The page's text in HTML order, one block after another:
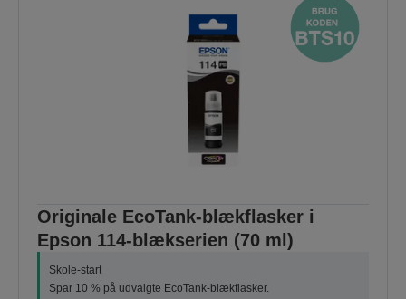
Originale EcoTank-blækflasker i
Epson 114-blækserien (70 ml)
Skole-start
Spar 10 % på udvalgte EcoTank-blækflasker.